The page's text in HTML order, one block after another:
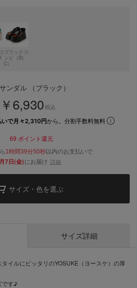
ブラックコ
ンビ（BL
C）
ンダル （ブラック）
￥6,930 税込
いで月々2,310円から。分割手数料無料
69 ポイント還元
1時間39分49秒以内のお支払いで
7日(金)にお届け 詳細
サイズ・色を選ぶ
サイズ詳細
イルにピッタリのYOSUKE（ヨースケ）の厚
です♪